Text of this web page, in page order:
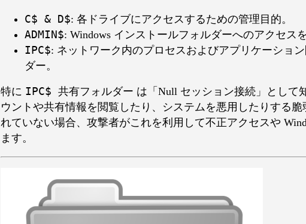
C$ & D$: 各ドライブにアクセスするための管理目的。
ADMIN$: Windows インストールフォルダーへのアクセス
IPC$: ネットワーク内のプロセスおよびアプリケーショ
ダー。
特に IPC$ 共有フォルダー は「Null セッション接続」として
ウントや共有情報を閲覧したり、システムを悪用したりする
れていない場合、攻撃者がこれを利用して不正アクセスや
ます。